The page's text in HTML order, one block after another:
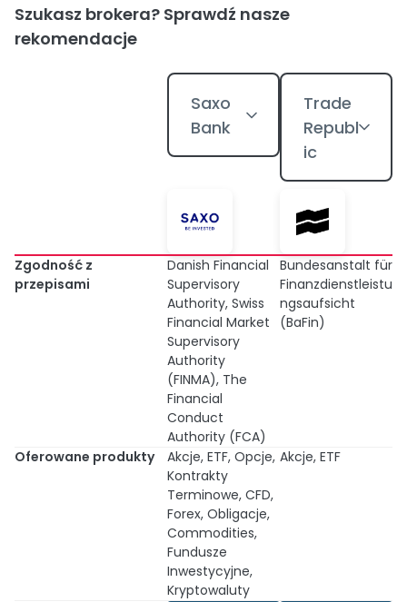
Szukasz brokera? Sprawdź nasze
rekomendacje
Saxo
Bank
Trade
Republ
ic
Zgodność z
przepisami
Danish Financial
Supervisory
Authority, Swiss
Financial Market
Supervisory
Authority
(FINMA), The
Financial
Conduct
Authority (FCA)
Bundesanstalt für
Finanzdienstleistu
ngsaufsicht
(BaFin)
Oferowane produkty
Akcje, ETF, Opcje,
Kontrakty
Terminowe, CFD,
Forex, Obligacje,
Commodities,
Fundusze
Inwestycyjne,
Kryptowaluty
Akcje, ETF